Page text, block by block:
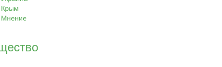
Крым
Мнение